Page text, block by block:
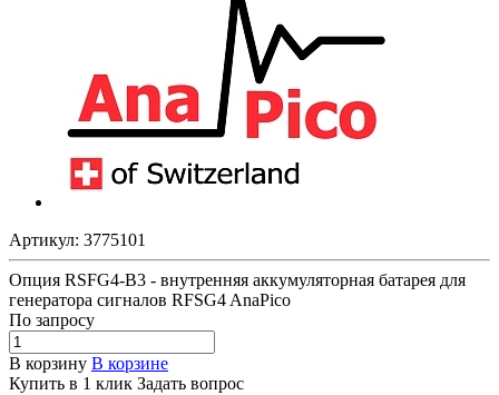
Артикул: 3775101
Опция RSFG4-B3 - внутренняя аккумуляторная батарея для
генератора сигналов RFSG4 AnaPico
По запросу
В корзину В корзине
Купить в 1 клик Задать вопрос